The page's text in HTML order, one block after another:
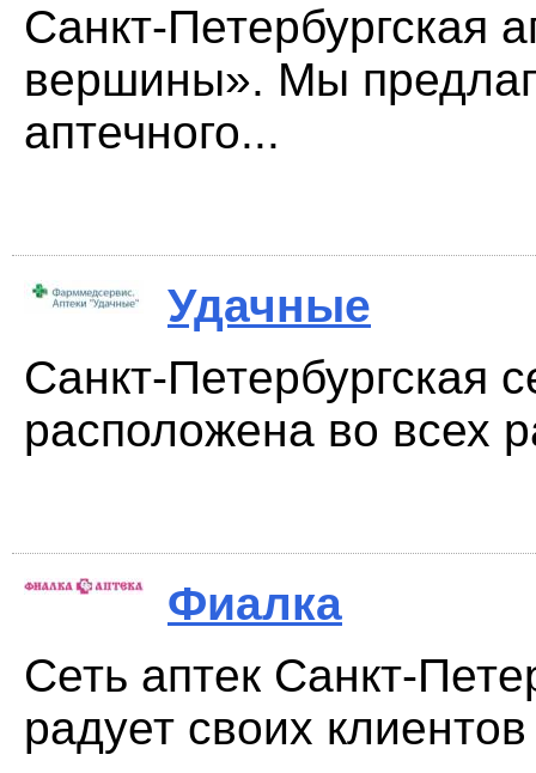
Санкт-Петербургская
вершины». Мы
аптечного...
Удачные
Санкт-Петербургская
расположена во всех
Фиалка
Сеть аптек Санкт-
радует своих